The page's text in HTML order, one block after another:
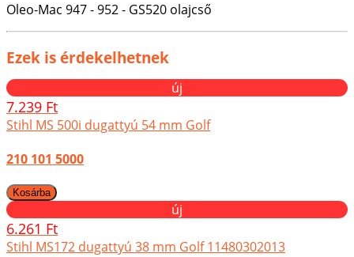
Oleo-Mac 947 - 952 - GS520 olajcső
Ezek is érdekelhetnek
új
7.239 Ft
Stihl MS 500i dugattyú 54 mm Golf
210 101 5000
új
6.261 Ft
Stihl MS172 dugattyú 38 mm Golf 11480302013